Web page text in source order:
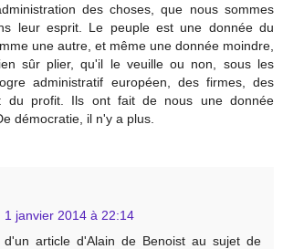
des choses, que nous sommes
leur esprit. Le peuple est une donnée du
une autre, et même une donnée moindre,
sûr plier, qu'il le veuille ou non, sous les
administratif européen, des firmes, des
du profit. Ils ont fait de nous une donnée
démocratie, il n'y a plus.
1 janvier 2014 à 22:14
d'un article d'Alain de Benoist au sujet de